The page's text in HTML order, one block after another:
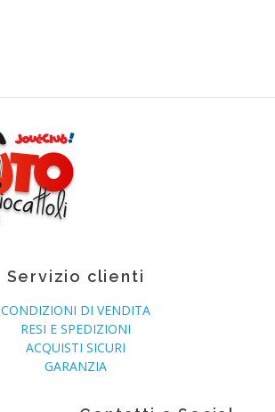
Servizio clienti
CONDIZIONI DI VENDITA
RESI E SPEDIZIONI
ACQUISTI SICURI
GARANZIA